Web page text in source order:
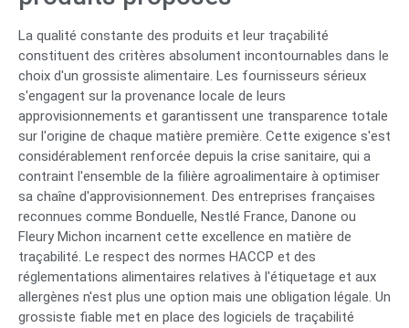
La qualité constante des produits et leur traçabilité
constituent des critères absolument incontournables dans le
choix d'un grossiste alimentaire. Les fournisseurs sérieux
s'engagent sur la provenance locale de leurs
approvisionnements et garantissent une transparence totale
sur l'origine de chaque matière première. Cette exigence s'est
considérablement renforcée depuis la crise sanitaire, qui a
contraint l'ensemble de la filière agroalimentaire à optimiser
sa chaîne d'approvisionnement. Des entreprises françaises
reconnues comme Bonduelle, Nestlé France, Danone ou
Fleury Michon incarnent cette excellence en matière de
traçabilité. Le respect des normes HACCP et des
réglementations alimentaires relatives à l'étiquetage et aux
allergènes n'est plus une option mais une obligation légale. Un
grossiste fiable met en place des logiciels de traçabilité